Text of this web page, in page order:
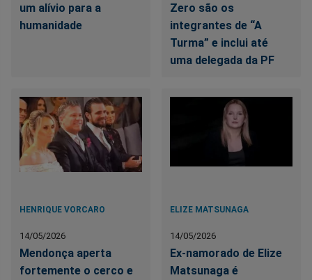
um alívio para a
humanidade
Zero são os
integrantes de “A
Turma” e inclui até
uma delegada da PF
HENRIQUE VORCARO
14/05/2026
Mendonça aperta
fortemente o cerco e
ELIZE MATSUNAGA
14/05/2026
Ex-namorado de Elize
Matsunaga é